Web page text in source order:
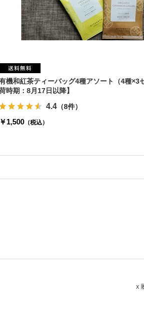
機和紅茶ティーバッグ4種アソート（4種×3
時期：8月17日以降】
4.4 （8件）
￥1,500 （税込）
x